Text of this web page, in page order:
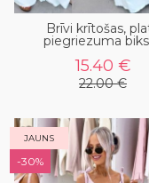
Brīvi krītošas,
piegriezuma
15.40 €
22.00 €
JAUNS
-30%